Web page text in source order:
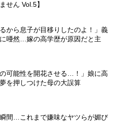
せん Vol.5】
から息子が目移りしたのよ！」義
唖然…嫁の高学歴が原因だと主
の可能性を開花させる…！」娘に高
を押しつけた母の大誤算
間…これまで嫌味なヤツらが媚び